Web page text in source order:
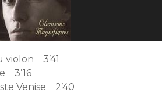
3’41
3’16
Venise 2’40